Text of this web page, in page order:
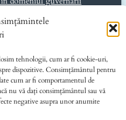
tehnologii, cum ar fi cookie-uri,
dispozitive. Consimțământul pentru
cum ar fi comportamentul de
nu vă dați consimțământul sau vă
negative asupra unor anumite